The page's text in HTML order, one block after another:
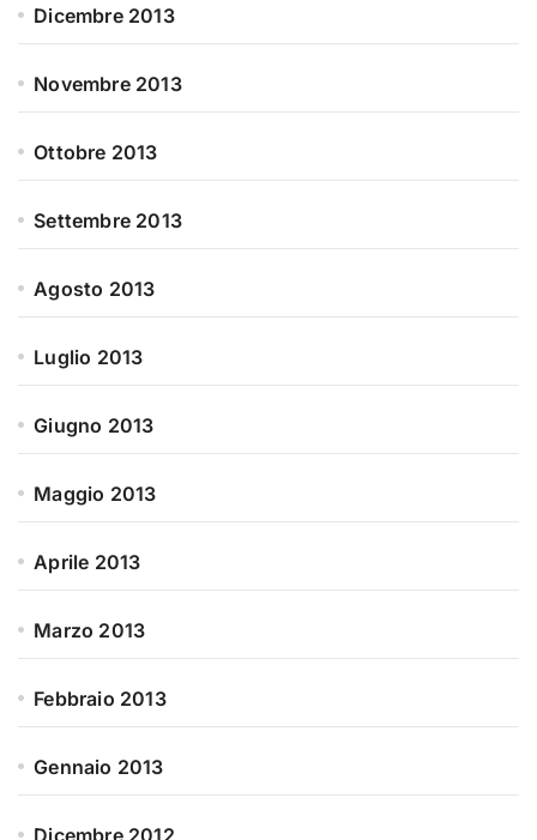
Dicembre 2013
Novembre 2013
Ottobre 2013
Settembre 2013
Agosto 2013
Luglio 2013
Giugno 2013
Maggio 2013
Aprile 2013
Marzo 2013
Febbraio 2013
Gennaio 2013